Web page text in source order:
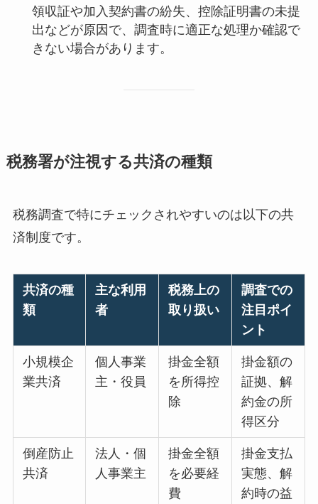
領収証や加入契約書の紛失、控除証明書の未提
出などが原因で、調査時に適正な処理か確認で
きない場合があります。
税務署が注視する共済の種類
税務調査で特にチェックされやすいのは以下の共
済制度です。
共済の種
類
主な利用
者
税務上の
取り扱い
調査での
注目ポイ
ント
小規模企
業共済
個人事業
主・役員
掛金全額
を所得控
除
掛金額の
証拠、解
約金の所
得区分
倒産防止
共済
法人・個
人事業主
掛金全額
を必要経
費
掛金支払
実態、解
約時の益